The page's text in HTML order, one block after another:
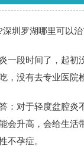
罗湖哪里可以治
段时间了，起初
，没有去专业医
：对于轻度盆腔炎
会升高，会给生
不孕症。